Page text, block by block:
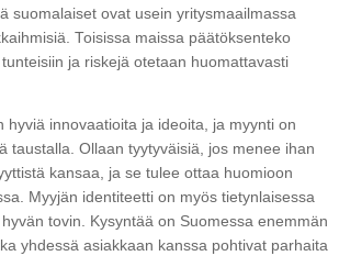
suomalaiset ovat usein yritysmaailmassa
Toisissa maissa päätöksenteko
ja riskejä otetaan huomattavasti
hyviä innovaatioita ja ideoita, ja myynti on
taustalla. Ollaan tyytyväisiä, jos menee ihan
kansaa, ja se tulee ottaa huomioon
Myyjän identiteetti on myös tietynlaisessa
tovin. Kysyntää on Suomessa enemmän
yhdessä asiakkaan kanssa pohtivat parhaita